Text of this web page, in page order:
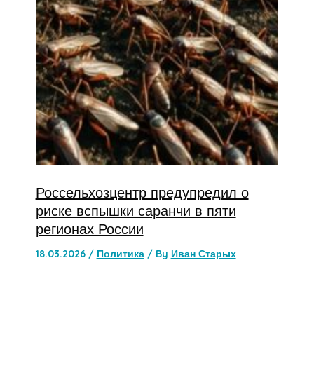
Россельхозцентр предупредил о
риске вспышки саранчи в пяти
регионах России
18.03.2026 / Политика/ By Иван Старых